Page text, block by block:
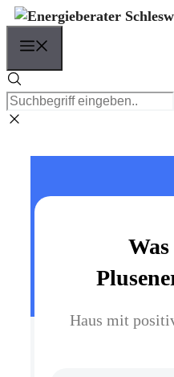
Zum
Inhalt
springen
Haus mit